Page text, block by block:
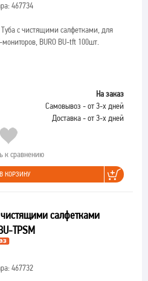
467734
с чистящими салфетками, для
мониторов, BURO BU-tft 100шт.
На заказ
Самовывоз - от 3-х дней
Доставка - от 3-х дней
к сравнению
КОРЗИНУ
чистящими салфетками
TPSM
467732